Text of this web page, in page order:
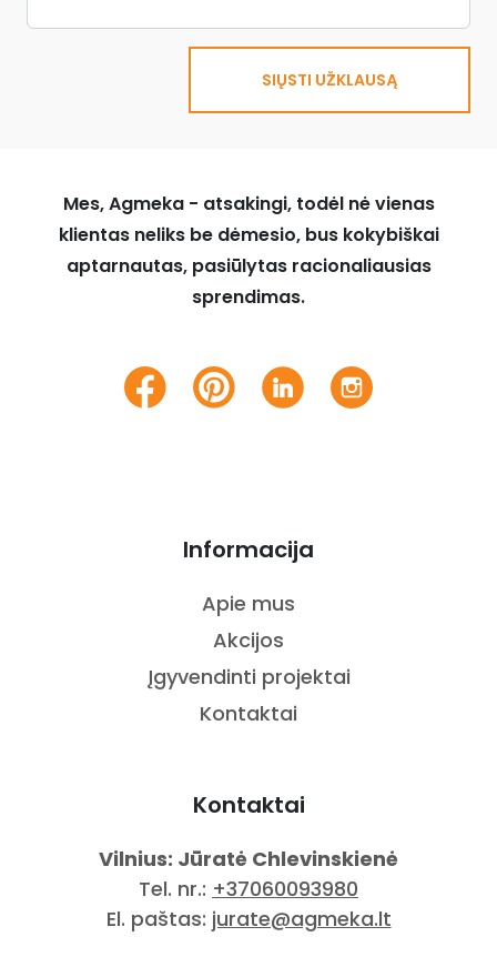
SIŲSTI UŽKLAUSĄ
Mes, Agmeka - atsakingi, todėl nė vienas
klientas neliks be dėmesio, bus kokybiškai
aptarnautas, pasiūlytas racionaliausias
sprendimas.
Informacija
Apie mus
Akcijos
Įgyvendinti projektai
Kontaktai
Kontaktai
Vilnius: Jūratė Chlevinskienė
Tel. nr.: +37060093980
El. paštas: jurate@agmeka.lt